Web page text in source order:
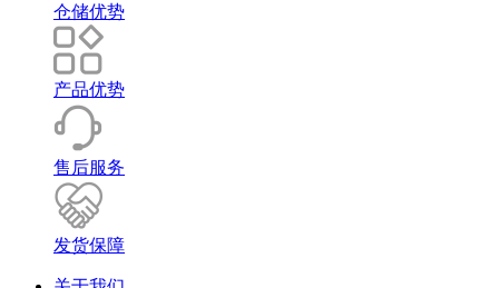
仓储优势
产品优势
售后服务
发货保障